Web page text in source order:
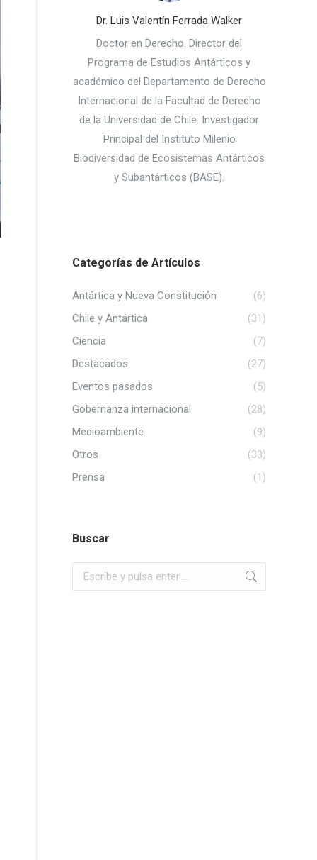
Dr. Luis Valentín Ferrada Walker
Doctor en Derecho. Director del
Programa de Estudios Antárticos y
académico del Departamento de Derecho
Internacional de la Facultad de Derecho
de la Universidad de Chile. Investigador
Principal del Instituto Milenio
Biodiversidad de Ecosistemas Antárticos
y Subantárticos (BASE).
Categorías de Artículos
Antártica y Nueva Constitución
(6)
Chile y Antártica
(31)
Ciencia
(7)
Destacados
(27)
Eventos pasados
(5)
Gobernanza internacional
(28)
Medioambiente
(9)
Otros
(33)
Prensa
(1)
Buscar
Buscar: